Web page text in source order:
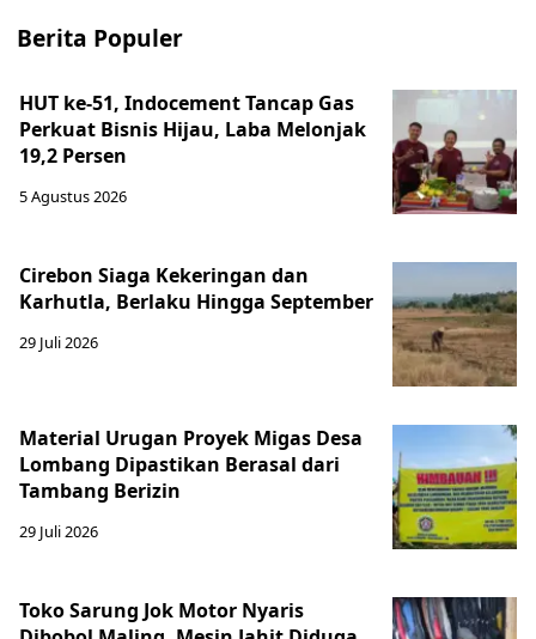
Berita Populer
HUT ke-51, Indocement Tancap Gas
Perkuat Bisnis Hijau, Laba Melonjak
19,2 Persen
5 Agustus 2026
Cirebon Siaga Kekeringan dan
Karhutla, Berlaku Hingga September
29 Juli 2026
Material Urugan Proyek Migas Desa
Lombang Dipastikan Berasal dari
Tambang Berizin
29 Juli 2026
Toko Sarung Jok Motor Nyaris